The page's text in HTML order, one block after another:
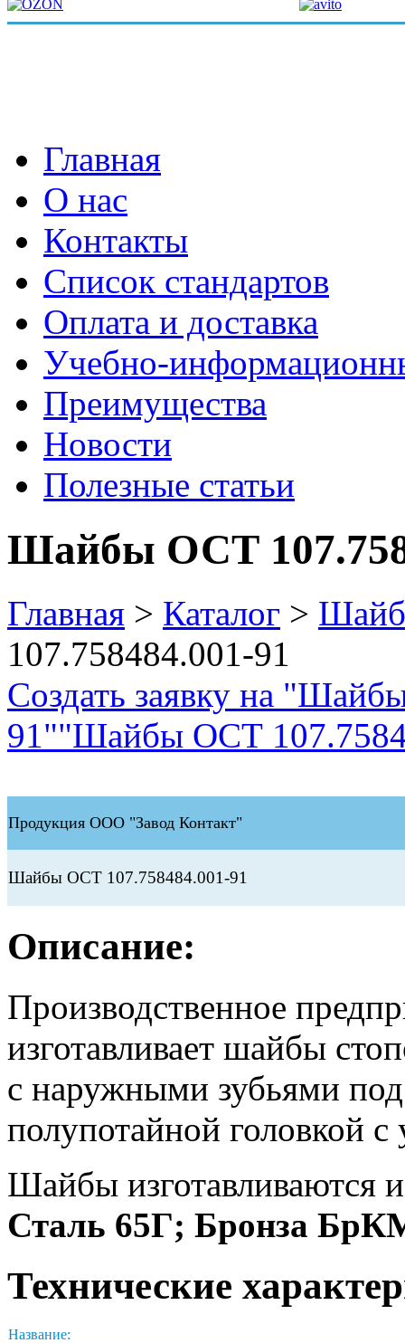
Главная
О нас
Контакты
Список стандартов
Оплата и доставка
Учебно-
Преимущества
Новости
Полезные статьи
Шайбы ОСТ
Главная > Каталог >
107.758484.001-91
Создать заявку на
91""Шайбы ОСТ
Продукция ООО "Завод Контакт"
Шайбы ОСТ 107.758484.001-91
Описание:
Производственное
изготавливает шайбы
с наружными зубьями
полупотайной головкой с
Шайбы изготавливаются
Сталь 65Г; Бронза
Технические
Название: